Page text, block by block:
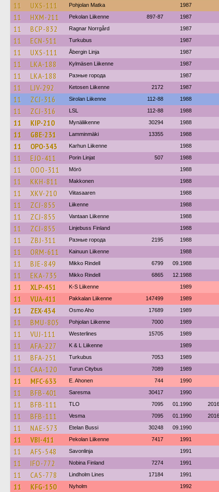
11 UXS-111 Pohjolan Matka 1987
11 HXM-211 Pekolan Liikenne 897-87 1987
11 BCP-832 Ragnar Norrgård 1987
11 ECN-511 Turkubus 1987
11 UXS-111 Åbergin Linja 1987
11 LKA-188 Kylmäsen Liikenne 1987
11 LKA-188 Разные города 1987
11 LJV-292 Ketosen Liikenne 2172 1987
11 ZCJ-316 Sirolan Liikenne 112-88 1988
11 ZCJ-316 LSL 112-88 1988
11 KIP-210 Mynäliikenne 30294 1988
11 GBE-231 Lamminmäki 13355 1988
11 OPO-343 Karhun Liikenne 1988
11 EJO-411 Porin Linjat 507 1988
11 OOO-311 Mörö 1988
11 KKH-811 Makkonen 1988
11 XKV-210 Viitasaaren 1988
11 ZCJ-855 Liikenne 1988
11 ZCJ-855 Vantaan Liikenne 1988
11 ZCJ-855 Linjebuss Finland 1988
11 ZBJ-311 Разные города 2195 1988
11 ORM-611 Kainuun Liikenne 1988
11 BJE-849 Mikko Rindell 6799 09.1988
11 EKA-735 Mikko Rindell 6865 12.1988
11 XLP-451 K-S Liikenne 1989
11 VUA-411 Pakkalan Liikenne 147499 1989
11 ZEX-434 Osmo Aho 17689 1989
11 BMU-805 Pohjolan Liikenne 7000 1989
11 VUJ-111 Westerlines 15705 1989
11 AFA-227 K & L Liikenne 1989
11 BFA-251 Turkubus 7053 1989
11 CAA-120 Turun Citybus 7089 1989
11 MFC-633 E. Ahonen 744 1990
11 BFB-401 Saresma 30417 1990
11 BFB-111 TLO 7095 01.1990 2016
11 BFB-111 Vesma 7095 01.1990 2016
11 NAE-573 Etelan Bussi 30248 09.1990
11 VBI-411 Pekolan Liikenne 7417 1991
11 AFS-548 Savonlinja 1991
11 IFO-772 Nobina Finland 7274 1991
11 CAS-778 Lindholm Lines 17184 1991
11 KFG-150 Nyholm 1992